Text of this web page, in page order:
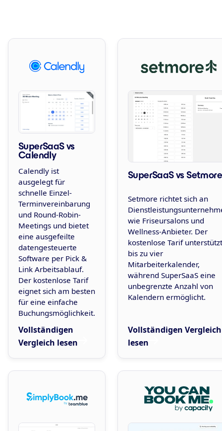
SuperSaaS vs
Calendly
Calendly ist
ausgelegt für
schnelle Einzel-
Terminvereinbarung
und Round-Robin-
Meetings und bietet
eine ausgefeilte
datengesteuerte
Software per Pick &
Link Arbeitsablauf.
Der kostenlose Tarif
eignet sich am besten
für eine einfache
Buchungsmöglichkeit.
Vollständigen
Vergleich lesen
SuperSaaS vs Setmore
Setmore richtet sich an
wie Friseursalons und
Wellness-Anbieter. Der
kostenlose Tarif unterstützt
bis zu vier
Mitarbeiterkalender,
während SuperSaaS eine
unbegrenzte Anzahl von
Kalendern ermöglicht.
Vollständigen Vergleich
lesen